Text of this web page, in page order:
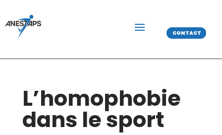
CONTACT
L’homophobie
dans le sport